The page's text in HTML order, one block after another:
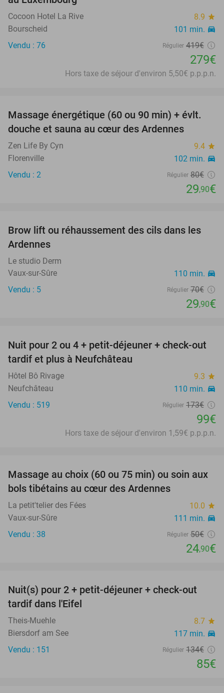
Cocoon Hotel La Rive 8.9 star
Bourscheid 101 min. directions_car
Vendu : 76 Régulier 419€
279€
Hors taxe de séjour d'environ 5,50€ p.p.p.n.
63%
Massage énergétique (60 ou 90 min) + évlt.
douche et sauna au cœur des Ardennes
Zen Life By Cyn 9.4 star
Florenville 102 min. directions_car
Vendu : 2 Régulier 80€
29,90€
57%
Brow lift ou réhaussement des cils dans les
Ardennes
Le studio Derm
Vaux-sur-Sûre
110 min. directions_car
Vendu : 5 Régulier 70€
29,90€
43%
Nuit pour 2 ou 4 + petit-déjeuner + check-out
tardif et plus à Neufchâteau
Hôtel Bô Rivage 9.3 star
Neufchâteau 110 min. directions_car
Vendu : 519 Régulier 173€
99€
Hors taxe de séjour d'environ 1,59€ p.p.p.n.
50%
Massage au choix (60 ou 75 min) ou soin aux
bols tibétains au cœur des Ardennes
La petit'telier des Fées 10.0 star
Vaux-sur-Sûre 111 min. directions_car
Vendu : 38 Régulier 50€
24,90€
37%
Nuit(s) pour 2 + petit-déjeuner + check-out
tardif dans l'Eifel
Theis-Muehle 8.7 star
Biersdorf am See 117 min. directions_car
Vendu : 151 Régulier 134€
85€